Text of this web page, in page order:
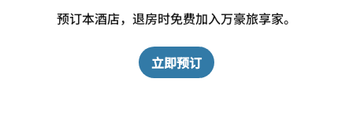
预订本酒店，退房时免费加入万豪旅享家。
立即预订